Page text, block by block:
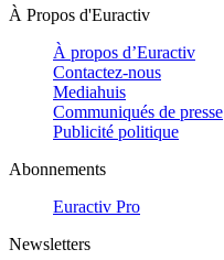
À Propos d'Euractiv
À propos d’Euractiv
Contactez-nous
Mediahuis
Communiqués de presse
Publicité politique
Abonnements
Euractiv Pro
Newsletters